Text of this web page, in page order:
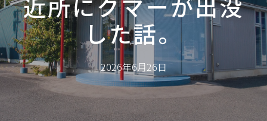
キ
ッ
プ
した話。
2026年6月26日